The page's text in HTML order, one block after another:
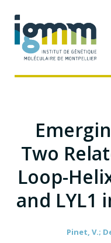
Two
Loop-
and LYL1
Pinet, V.;